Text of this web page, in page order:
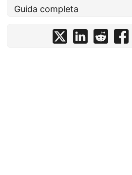
Guida completa